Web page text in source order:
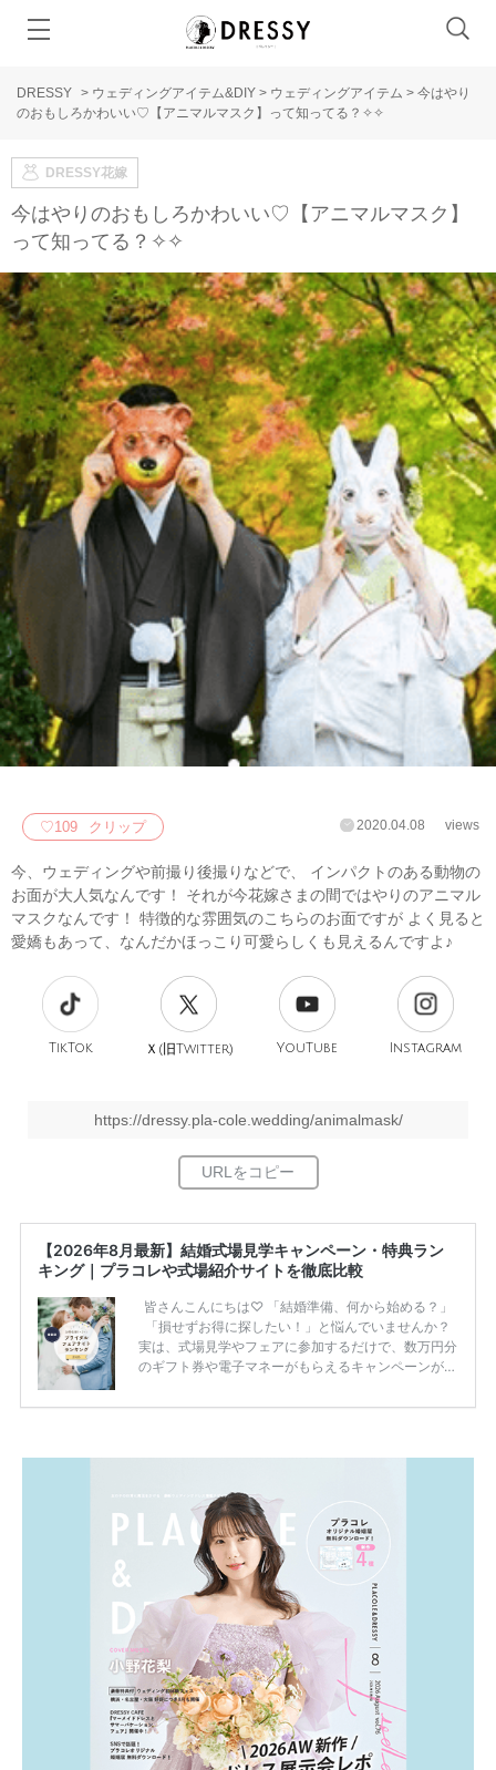
DRESSY > ウェディングアイテム&DIY > ウェディングアイテム > 今はやり
のおもしろかわいい♡【アニマルマスク】って知ってる？✧✧
DRESSY花嫁
今はやりのおもしろかわいい♡【アニマルマスク】
って知ってる？✧✧
♡109 クリップ 2020.04.08 views
今、ウェディングや前撮り後撮りなどで、 インパクトのある動物の
お面が大人気なんです！ それが今花嫁さまの間ではやりのアニマル
マスクなんです！ 特徴的な雰囲気のこちらのお面ですが よく見ると
愛嬌もあって、なんだかほっこり可愛らしくも見えるんですよ♪
TikTok Ｘ(旧 Twitter) YouTube Instagram
https://dressy.pla-cole.wedding/animalmask/
【2026年8月最新】結婚式場見学キャンペーン・特典ラン
キング｜プラコレや式場紹介サイトを徹底比較
皆さんこんにちは♡ 「結婚準備、何から始める？」
「損せずお得に探したい！」と悩んでいませんか？
実は、式場見学やフェアに参加するだけで、数万円分
のギフト券や電子マネーがもらえるキャンペーンがあ
ため、比較せずに選ぶと損をしてしまうことも……。
一番お得？」「プラコレの特典は？」といった疑問も
解決します。 まずは診断で候補を絞れる「ウェディ
ング診断」か、体験型 […]続きを読む